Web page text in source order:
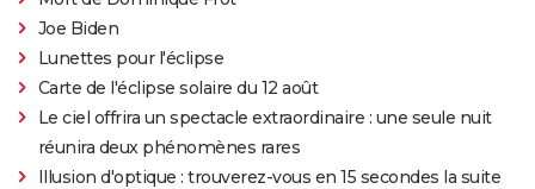
Joe Biden
Lunettes pour l'éclipse
Carte de l'éclipse solaire du 12 août
Le ciel offrira un spectacle extraordinaire : une seule nuit
réunira deux phénomènes rares
Illusion d'optique : trouverez-vous en 15 secondes la suite